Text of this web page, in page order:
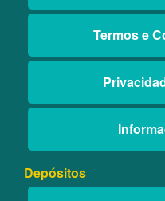
Termos e
Depósitos